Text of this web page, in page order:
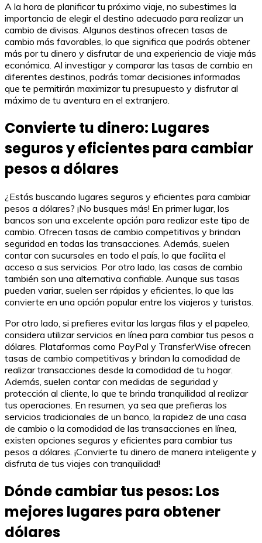
A la hora de planificar tu próximo viaje, no subestimes la
importancia de elegir el destino adecuado para realizar un
cambio de divisas. Algunos destinos ofrecen tasas de
cambio más favorables, lo que significa que podrás obtener
más por tu dinero y disfrutar de una experiencia de viaje más
económica. Al investigar y comparar las tasas de cambio en
diferentes destinos, podrás tomar decisiones informadas
que te permitirán maximizar tu presupuesto y disfrutar al
máximo de tu aventura en el extranjero.
Convierte tu dinero: Lugares
seguros y eficientes para cambiar
pesos a dólares
¿Estás buscando lugares seguros y eficientes para cambiar
pesos a dólares? ¡No busques más! En primer lugar, los
bancos son una excelente opción para realizar este tipo de
cambio. Ofrecen tasas de cambio competitivas y brindan
seguridad en todas las transacciones. Además, suelen
contar con sucursales en todo el país, lo que facilita el
acceso a sus servicios. Por otro lado, las casas de cambio
también son una alternativa confiable. Aunque sus tasas
pueden variar, suelen ser rápidas y eficientes, lo que las
convierte en una opción popular entre los viajeros y turistas.
Por otro lado, si prefieres evitar las largas filas y el papeleo,
considera utilizar servicios en línea para cambiar tus pesos a
dólares. Plataformas como PayPal y TransferWise ofrecen
tasas de cambio competitivas y brindan la comodidad de
realizar transacciones desde la comodidad de tu hogar.
Además, suelen contar con medidas de seguridad y
protección al cliente, lo que te brinda tranquilidad al realizar
tus operaciones. En resumen, ya sea que prefieras los
servicios tradicionales de un banco, la rapidez de una casa
de cambio o la comodidad de las transacciones en línea,
existen opciones seguras y eficientes para cambiar tus
pesos a dólares. ¡Convierte tu dinero de manera inteligente y
disfruta de tus viajes con tranquilidad!
Dónde cambiar tus pesos: Los
mejores lugares para obtener
dólares